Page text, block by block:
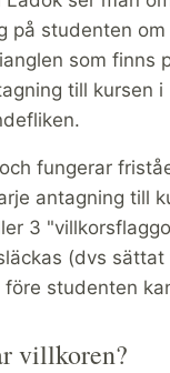
på studenten
som finns
till kursen i
fungerar
antagning till
3
(dvs sättat
före studenten
villkoren?